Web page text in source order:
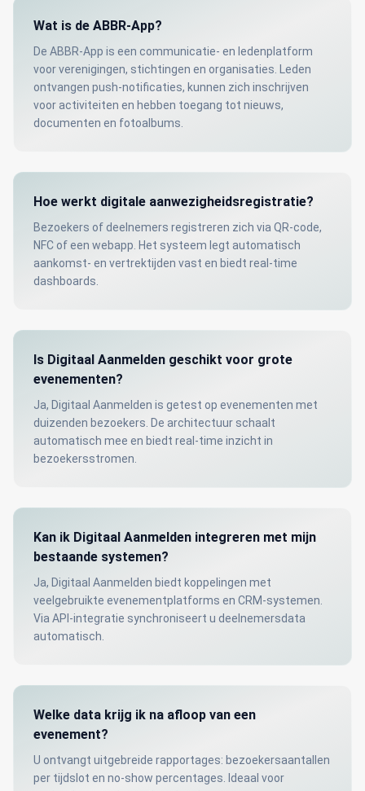
Wat is de ABBR-App?
De ABBR-App is een communicatie- en ledenplatform
voor verenigingen, stichtingen en organisaties. Leden
ontvangen push-notificaties, kunnen zich inschrijven
voor activiteiten en hebben toegang tot nieuws,
documenten en fotoalbums.
Hoe werkt digitale aanwezigheidsregistratie?
Bezoekers of deelnemers registreren zich via QR-code,
NFC of een webapp. Het systeem legt automatisch
aankomst- en vertrektijden vast en biedt real-time
dashboards.
Is Digitaal Aanmelden geschikt voor grote
evenementen?
Ja, Digitaal Aanmelden is getest op evenementen met
duizenden bezoekers. De architectuur schaalt
automatisch mee en biedt real-time inzicht in
bezoekersstromen.
Kan ik Digitaal Aanmelden integreren met mijn
bestaande systemen?
Ja, Digitaal Aanmelden biedt koppelingen met
veelgebruikte evenementplatforms en CRM-systemen.
Via API-integratie synchroniseert u deelnemersdata
automatisch.
Welke data krijg ik na afloop van een
evenement?
U ontvangt uitgebreide rapportages: bezoekersaantallen
per tijdslot en no-show percentages. Ideaal voor